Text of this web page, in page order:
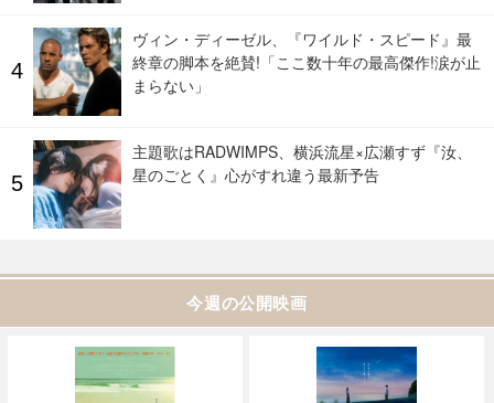
ヴィン・ディーゼル、『ワイルド・スピード』最
終章の脚本を絶賛!「ここ数十年の最高傑作!涙が止
まらない」
主題歌はRADWIMPS、横浜流星×広瀬すず『汝、
星のごとく』心がすれ違う最新予告
今週の公開映画